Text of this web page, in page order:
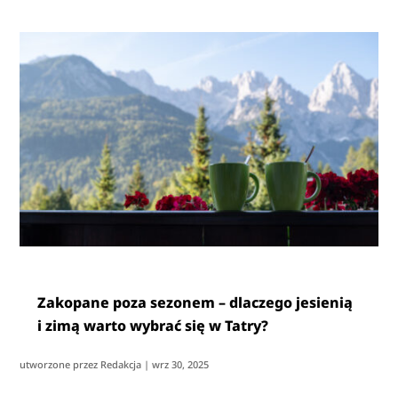
Zakopane poza sezonem – dlaczego jesienią
i zimą warto wybrać się w Tatry?
utworzone przez Redakcja |wrz 30, 2025